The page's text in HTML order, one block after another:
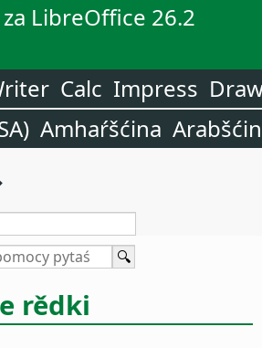
LibreOffice 26.2
Calc Impress
Amhaŕšćina
rědki